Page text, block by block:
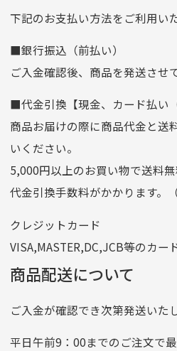
支店名
和歌山支店
口座種別
普通
口座番号
0255557
口座名義
株式会社一条
ゆうちょ銀
ゆうちょ間
記号
14710
他銀行から
店名
四七八（読み
店番
478
預金種目
普通預金
口座番号
0776226
下記のお支払い方法をご利用い
■銀行振込（前払い）
ご入金確認後、商品を発送させ
■代金引換【現金、カード払い
商品お届けの際に商品代金と送
いください。
5,000円以上のお買い物で送料
代金引換手数料がかかります。
クレジットカード
VISA,MASTER,DC,JCB等のカー
商品配送について
ご入金が確認でき次第発送いたし
平日午前9：00までのご注文で